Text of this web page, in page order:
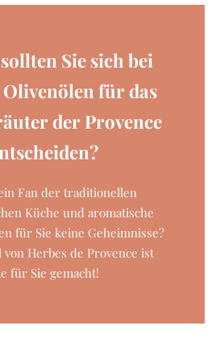
Sie sich bei
für das
der Provence
Fan der traditionellen
Küche und aromatische
für Sie keine Geheimnisse?
von Herbes de Provence ist
für Sie gemacht!